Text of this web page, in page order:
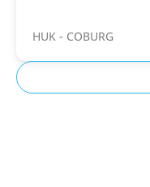
HUK - COBURG